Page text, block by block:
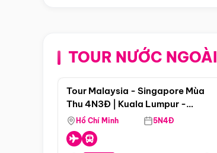
TOUR NƯỚC NGOÀI
Điểm nổi bật
Tour Malaysia - Singapore Mùa
Thu 4N3Đ | Kuala Lumpur -
Malacca - Johor Baru -
Singapore
Hồ Chí Minh 5N4Đ